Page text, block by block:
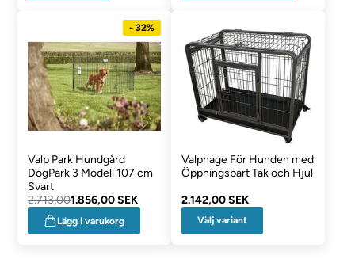
- 32%
Valp Park Hundgård
DogPark 3 Modell 107 cm
Svart
2.713,001.856,00 SEK
Lägg i varukorg
Valphage För Hunden med
Öppningsbart Tak och Hjul
2.142,00 SEK
Välj variant